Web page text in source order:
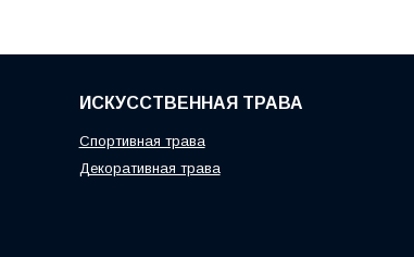
ИСКУССТВЕННАЯ ТРАВА
Спортивная трава
Декоративная трава